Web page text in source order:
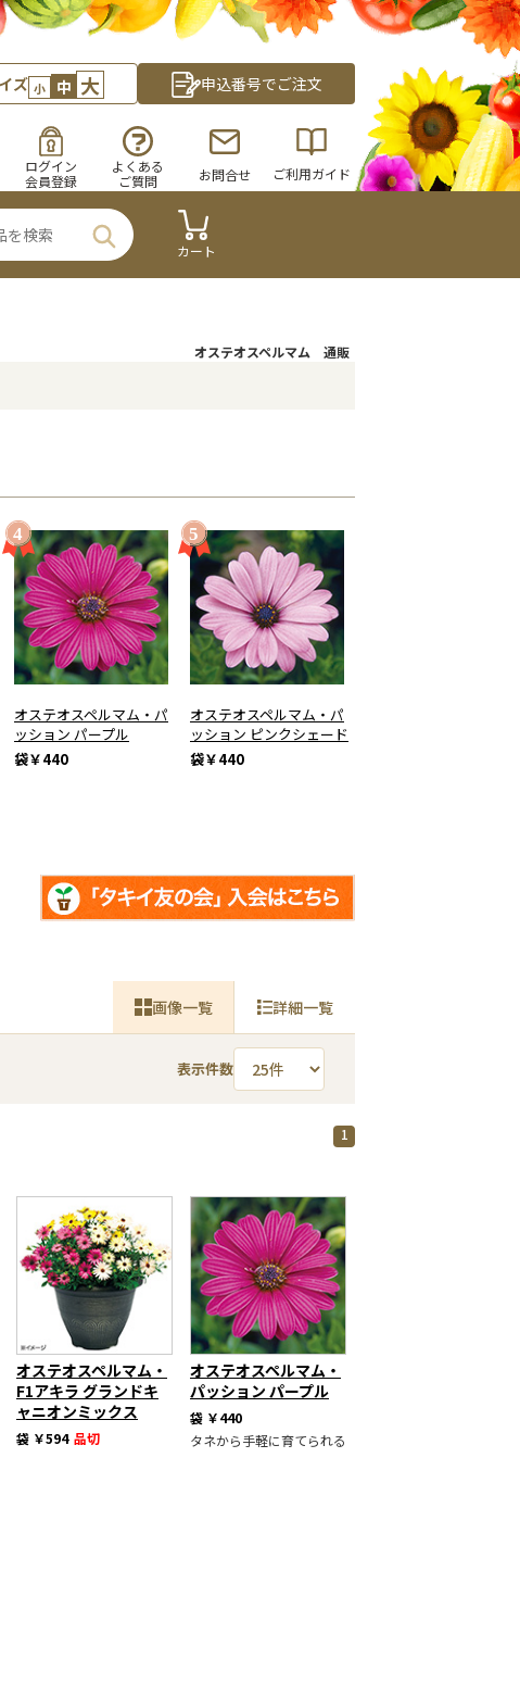
ズ 小 中 大 申込番号でご注文
ログイン
会員登録
よくある
ご質問
お問合せ ご利用ガイド
カート
オステオスペルマム 通販
オステオスペルマム・パ
ッション パープル
袋￥440
オステオスペルマム・パ
ッション ピンクシェード
袋￥440
画像一覧 詳細一覧
表示件数
1
オステオスペルマム・
F1アキラ グランドキ
ャニオンミックス
袋 ￥594 品切
オステオスペルマム・
パッション パープル
袋 ￥440
タネから手軽に育てられる